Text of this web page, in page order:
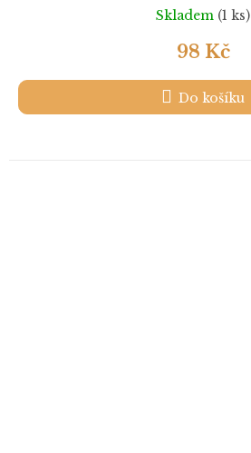
Skladem (1 ks)
98 Kč
Do košíku